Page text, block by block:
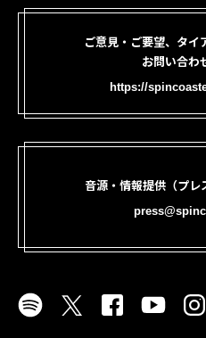
ご意見・ご要望、タイ
お問い合わ
https://
音源・情報提供（プレ